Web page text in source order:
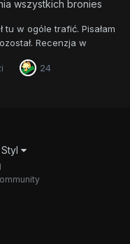
wszystkich bronies
tu w ogóle trafić. Pisałam
Recenzja w
poprawić Harmonię
24
Styl